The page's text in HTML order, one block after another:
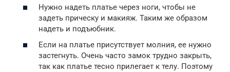
Нужно надеть платье через ноги, чтобы не
задеть прическу и макияж. Таким же образом
надеть и подъюбник.
Если на платье присутствует молния, ее нужно
застегнуть. Очень часто замок трудно закрыть,
так как платье тесно прилегает к телу. Поэтому